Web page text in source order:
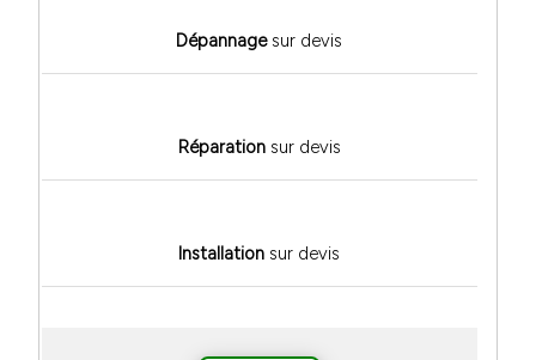
Dépannagesur devis
Réparationsur devis
Installation sur devis